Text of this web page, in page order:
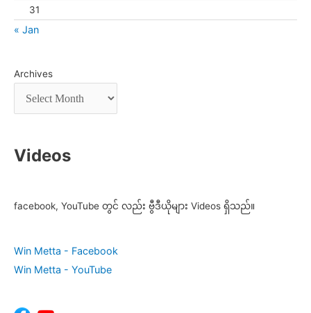
31
« Jan
Archives
Videos
facebook, YouTube တွင် လည်း ဗွီဒီယိုများ Videos ရှိသည်။
Win Metta - Facebook
Win Metta - YouTube